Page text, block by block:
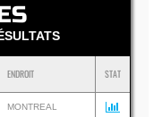
ENDROIT STAT
MONTREAL